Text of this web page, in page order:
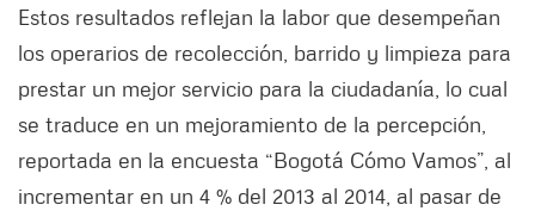
Estos resultados reflejan la labor que desempeñan
los operarios de recolección, barrido y limpieza para
prestar un mejor servicio para la ciudadanía, lo cual
se traduce en un mejoramiento de la percepción,
reportada en la encuesta “Bogotá Cómo Vamos”, al
incrementar en un 4 % del 2013 al 2014, al pasar de